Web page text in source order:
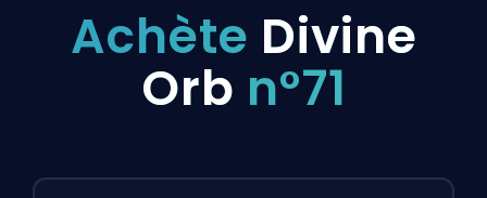
Achète Divine
Orb n°71